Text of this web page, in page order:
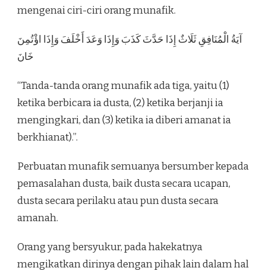
mengenai ciri-ciri orang munafik.
آيَةُ الْمُنَافِقِ ثَلَاثٌ إِذَا حَدَّثَ كَذَبَ وَإِذَا وَعَدَ أَخْلَفَ وَإِذَا اؤْتُمِنَ
خَانَ
“Tanda-tanda orang munafik ada tiga, yaitu (1)
ketika berbicara ia dusta, (2) ketika berjanji ia
mengingkari, dan (3) ketika ia diberi amanat ia
berkhianat).”.
Perbuatan munafik semuanya bersumber kepada
pemasalahan dusta, baik dusta secara ucapan,
dusta secara perilaku atau pun dusta secara
amanah.
Orang yang bersyukur, pada hakekatnya
mengikatkan dirinya dengan pihak lain dalam hal